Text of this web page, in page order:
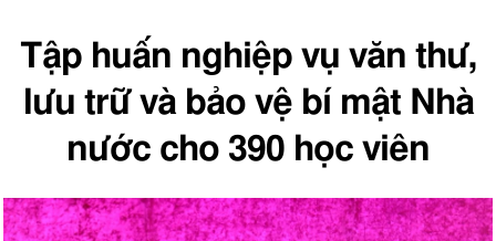
Tập huấn nghiệp vụ văn thư,
lưu trữ và bảo vệ bí mật Nhà
nước cho 390 học viên